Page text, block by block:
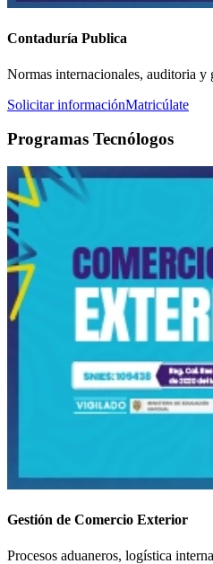
Contaduría Publica
Normas internacionales, auditoria y
Solicitar informaciónMatricúlate
Programas Tecnólogos
Gestión de Comercio Exterior
Procesos aduaneros, logística